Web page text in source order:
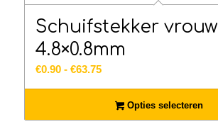
Schuifstekker vrouw
4.8×0.8mm
€0.90 - €63.75Prijsklasse:
€63.75
Opties selecteren